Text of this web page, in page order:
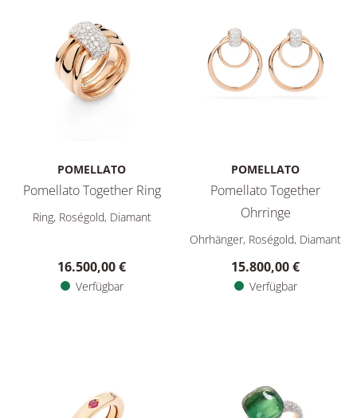
POMELLATO
Pomellato Together Ring
Pomellato Pomellato Together Ring, Ref:
Ring, Roségold, Diamant
16.500,00 €
Verfügbar
POMELLATO
Pomellato Together
Ohrringe
Pomellato Pomellato
Ohrhänger, Roségold, Diamant
15.800,00 €
Verfügbar